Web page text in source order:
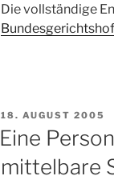
Die vollständige
VERÖFFENTLICHT
18. AUGUST 2005
Eine
mittelbare